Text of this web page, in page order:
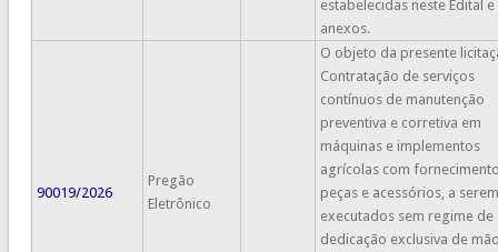
estabelecidas neste Edital e
anexos.
90019/2026
Pregão
Eletrônico
O objeto da presente
Contratação de serviços
contínuos de manutenção
preventiva e corretiva em
máquinas e implementos
agrícolas com
peças e acessórios, a serem
executados sem regime de
dedicação exclusiva de